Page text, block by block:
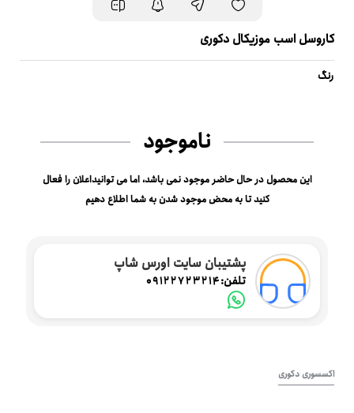
کاروسل اسب موزیکال دکوری
رنگ
ناموجود
این محصول در حال حاضر موجود نمی باشد، اما می توانیداعلان را فعال
کنید تا به محض موجود شدن به شما اطلاع دهیم
پشتیبان سایت اورس شاپ
تلفن:09122723214
اکسسوری دکوری